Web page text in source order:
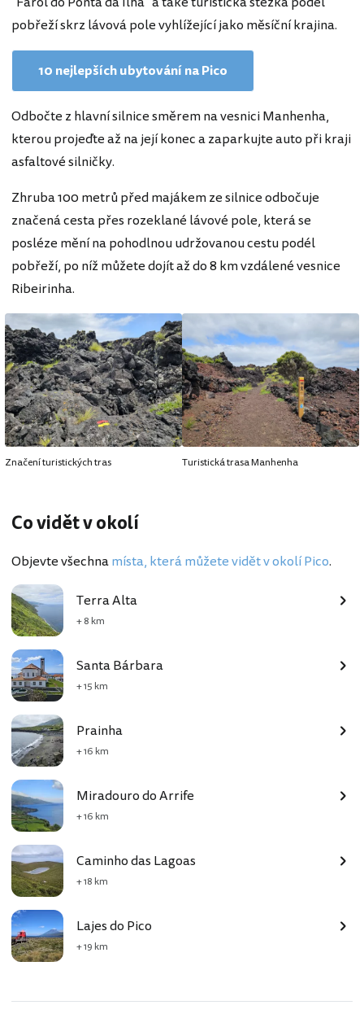
pobřeží skrz lávová pole vyhlížející jako měsíční krajina.
10 nejlepších ubytování na Pico
Odbočte z hlavní silnice směrem na vesnici Manhenha,
kterou projeďte až na její konec a zaparkujte auto při kraji
asfaltové silničky.
Zhruba 100 metrů před majákem ze silnice odbočuje
značená cesta přes rozeklané lávové pole, která se
posléze mění na pohodlnou udržovanou cestu podél
pobřeží, po níž můžete dojít až do 8 km vzdálené vesnice
Ribeirinha.
Značení turistických tras Turistická trasa Manhenha
Co vidět v okolí
Objevte všechnamísta, která můžete vidět v okolí Pico.
Terra Alta
+ 8 km
Santa Bárbara
+ 15 km
Prainha
+ 16 km
Miradouro do Arrife
+ 16 km
Caminho das Lagoas
+ 18 km
Lajes do Pico
+ 19 km